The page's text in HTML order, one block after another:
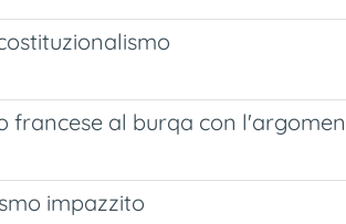
francese al burqa con
impazzito